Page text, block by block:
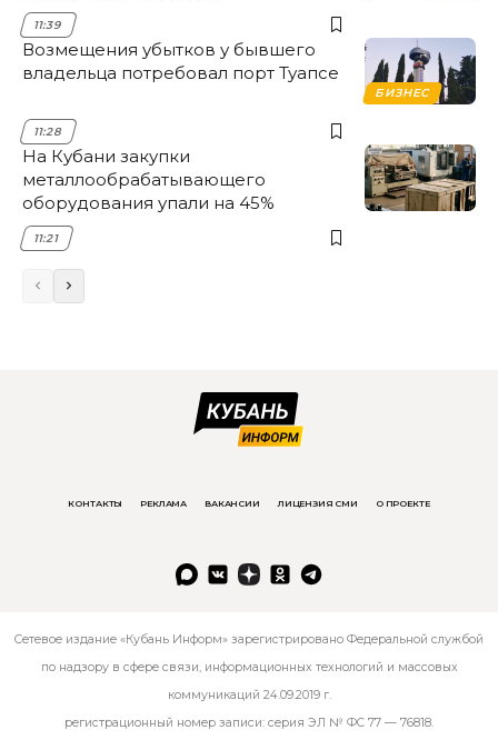
11:39
БИЗНЕС
Возмещения убытков у бывшего
владельца потребовал порт Туапсе
11:28
На Кубани закупки
металлообрабатывающего
оборудования упали на 45%
11:21
КОНТАКТЫ РЕКЛАМА ВАКАНСИИ ЛИЦЕНЗИЯ СМИ О ПРОЕКТЕ
Сетевое издание «Кубань Информ» зарегистрировано Федеральной службой
по надзору в сфере связи, информационных технологий и массовых
коммуникаций 24.09.2019 г.
регистрационный номер записи: серия ЭЛ № ФС 77 — 76818.